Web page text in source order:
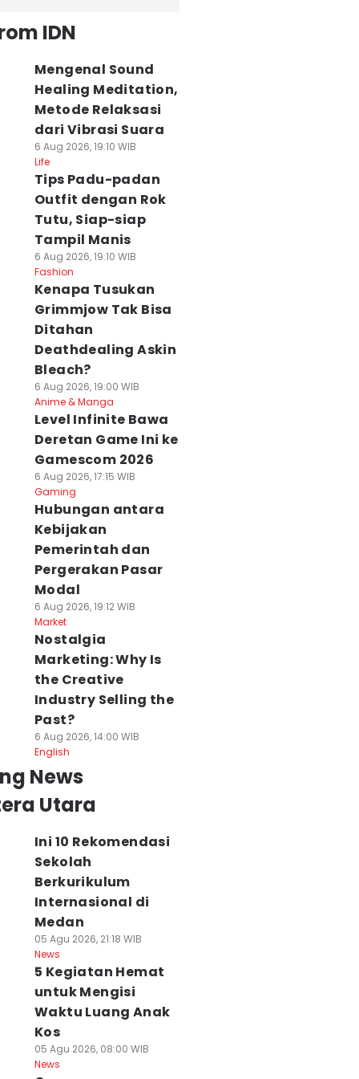
IDN
Mengenal Sound
Healing Meditation,
Metode Relaksasi
dari Vibrasi Suara
6 Aug 2026, 19:10 WIB
Life
Tips Padu-padan
Outfit dengan Rok
Tutu, Siap-siap
Tampil Manis
6 Aug 2026, 19:10 WIB
Fashion
Kenapa Tusukan
Grimmjow Tak Bisa
Ditahan
Deathdealing Askin
Bleach?
6 Aug 2026, 19:00 WIB
Anime & Manga
Level Infinite Bawa
Deretan Game Ini ke
Gamescom 2026
6 Aug 2026, 17:15 WIB
Gaming
Hubungan antara
Kebijakan
Pemerintah dan
Pergerakan Pasar
Modal
6 Aug 2026, 19:12 WIB
Market
Nostalgia
Marketing: Why Is
the Creative
Industry Selling the
Past?
6 Aug 2026, 14:00 WIB
English
News
Utara
Ini 10 Rekomendasi
Sekolah
Berkurikulum
Internasional di
Medan
05 Agu 2026, 21:18 WIB
News
5 Kegiatan Hemat
untuk Mengisi
Waktu Luang Anak
Kos
05 Agu 2026, 08:00 WIB
News